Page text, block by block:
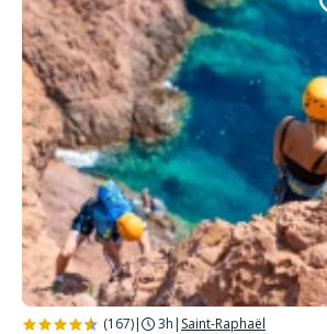
Céline
Magnifique séance
cadre exceptionnel
Commenté le 04/08/2025
Merci à Erwan pour son accompagnement
particulièrement avec mon fils de 7 ans. L'activité
et prend une dimension extraordinaire quand on
qu'on y découvre la vue. Parfait pour découvrir
Lire les avis clients
(167)| 3h | Saint-Raphaël